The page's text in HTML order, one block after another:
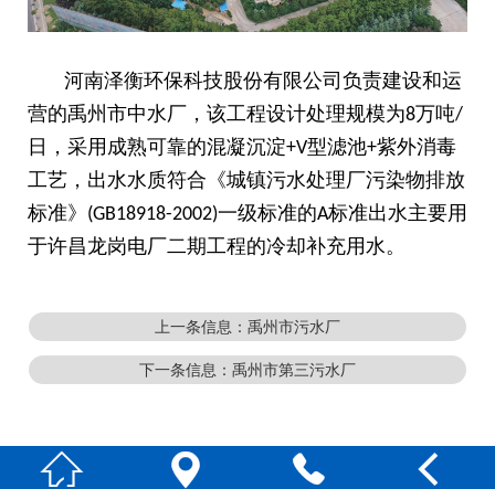
河南泽衡环保科技股份有限公司负责建设和运
营的禹州市中水厂，该工程设计处理规模为8万吨/
日，采用成熟可靠的混凝沉淀+V型滤池+紫外消毒
工艺，出水水质符合《城镇污水处理厂污染物排放
标准》 (GB18918-2002)一级标准的A标准出水主要用
于许昌龙岗电厂二期工程的冷却补充用水。
上一条信息：禹州市污水厂
下一条信息：禹州市第三污水厂
   